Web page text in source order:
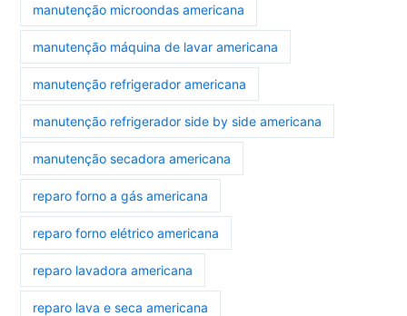
manutenção microondas americana
manutenção máquina de lavar americana
manutenção refrigerador americana
manutenção refrigerador side by side americana
manutenção secadora americana
reparo forno a gás americana
reparo forno elétrico americana
reparo lavadora americana
reparo lava e seca americana